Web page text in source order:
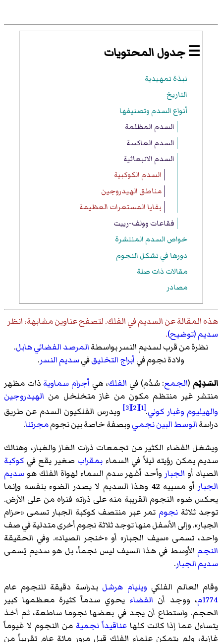
☰ جدول المحتويات
نبذة تمهيدية
التاريخ
أنواع السدم وتصنيفها
السدم المظلمة
السدم العاكسة
السدم الانبعاثية
السدم الكوكبية
مناطق الهيدروجين
بقايا المستعرات العظيمة
فقاعات وولف-رييت
خواص السدم المنتشرة
دورها في تشكل النجوم
مقالات ذات صلة
مصادر
هذه المقالة عنالسديم في الفلك. لتصفح عناوين مشابهة، انظر
سديم (توضيح).
نظرة من قرب لسديم النسر بواسطةالمرصد الفضائي هابل.
ولادة نجوم فيأبراج التخليقفيسديم النسر.
السَدِيْم (الجمع: سُدُم) في الفلك، هي أجرام سماوية ذات مظهر
منتشر غير منتظم مكون من غاز متخلخل من الهيدروجين
والهيليوم وغبار كوني.
[1]
[2]
[3]
ويدرس الفلكيون السدم عن طريق
دراسةالوسط البين نجميوبصفة خاصة بين نجوممجرتنا.
ويشغل الفضاء الكثير من تجمعات ذرات الغاز والغبار، وهنالك
سديم يمكن رؤيته ليلاً في السماء بمقراب صغير يقع في كوكبة
الصياد أو الجبار وأحد أشهر سدم السماء لهواة الفلك هو سديم
الجبار
أو مسييه 42 وهذا السديم لا يصدر الضوء بنفسه وإنما
يعكس ضوء النجوم القريبة منه على ذراته فنراه من على الأرض.
توجد ثلاثةنجوم تمر عبر منتصف كوكبة الجبار تسمى «حزام
الجبار». وإلى الأسفل منها توجد ثلاثة نجوم أخرى متدلية في صف
واحد، تسمى «سيف الجبار» أو «خنجر الصياد». وفي الحقيقة
النجم الأوسط في هذا السيف ليس نجماً، بل هو سديم يُسمى
سديم الجبار.
وقام العالم الفلكي ويليام هرشل بدراسة دقيقة للنجوم عام
1774م ، ووجد أن الفضاء يحوي سدماً كثيرة معظمها كبير
الحجم. واستطاع أن يجد في بعضها نجوما ساطعة، ثم أخذ
يتساءل عما إذا كانت كلها عناقيداً نجمية من النجوم لا غيوماً
غازية، ولم يتمكن علماء الفلك قبل مرور مائة عام تقريباً من